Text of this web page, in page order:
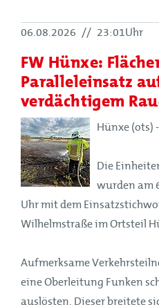
06.08.2026 // 23:01Uhr
FW Hünxe:
Paralleleinsatz
verdächtigem
Hünxe (ots) -
Die
wurden am
Uhr mit dem
Wilhelmstraße im Ortsteil
Aufmerksame
eine Oberleitung Funken
auslösten. Dieser breitete